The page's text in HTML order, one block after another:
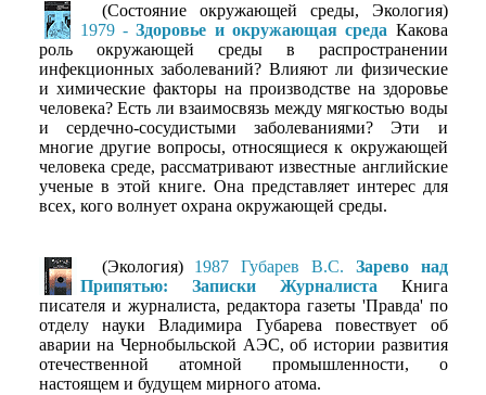
(Состояние окружающей среды, Экология)
1979 -Здоровье и окружающая среда Какова
роль окружающей среды в распространении
инфекционных заболеваний? Влияют ли физические
и химические факторы на производстве на здоровье
человека? Есть ли взаимосвязь между мягкостью воды
и сердечно-сосудистыми заболеваниями? Эти и
многие другие вопросы, относящиеся к окружающей
человека среде, рассматривают известные английские
ученые в этой книге. Она представляет интерес для
всех, кого волнует охрана окружающей среды.
(Экология) 1987 Губарев В.С. Зарево над
Припятью: Записки Журналиста Книга
писателя и журналиста, редактора газеты 'Правда' по
отделу науки Владимира Губарева повествует об
аварии на Чернобыльской АЭС, об истории развития
отечественной атомной промышленности, о
настоящем и будущем мирного атома.